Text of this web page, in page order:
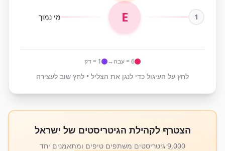
1
E מי נמוך
6 = עבה → 1 = דק
לחץ על העיגול כדי לנגן את הצליל • לחץ שוב לעצירה
הצטרף לקהילת הגיטריסטים של ישראל
9,000 גיטריסטים משתפים טיפים ומתאמנים יחד